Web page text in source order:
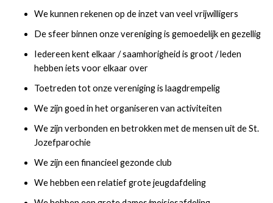
We kunnen rekenen op de inzet van veel vrijwilligers
De sfeer binnen onze vereniging is gemoedelijk en gezellig
Iedereen kent elkaar / saamhorigheid is groot / leden
hebben iets voor elkaar over
Toetreden tot onze vereniging is laagdrempelig
We zijn goed in het organiseren van activiteiten
We zijn verbonden en betrokken met de mensen uit de St.
Jozefparochie
We zijn een financieel gezonde club
We hebben een relatief grote jeugdafdeling